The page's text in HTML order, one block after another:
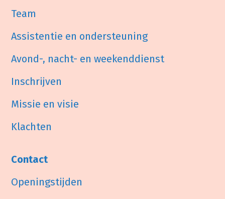
Team
Assistentie en ondersteuning
Avond-, nacht- en weekenddienst
Inschrijven
Missie en visie
Klachten
Contact
Openingstijden